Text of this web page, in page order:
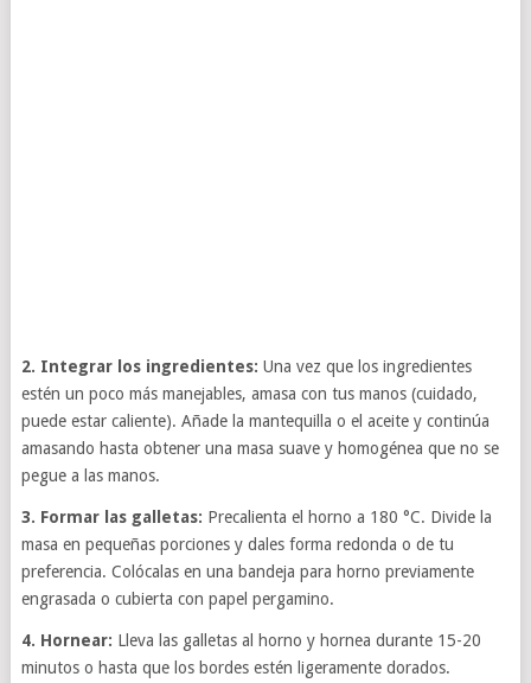
2. Integrar los ingredientes: Una vez que los ingredientes
estén un poco más manejables, amasa con tus manos (cuidado,
puede estar caliente). Añade la mantequilla o el aceite y continúa
amasando hasta obtener una masa suave y homogénea que no se
pegue a las manos.
3. Formar las galletas: Precalienta el horno a 180 °C. Divide la
masa en pequeñas porciones y dales forma redonda o de tu
preferencia. Colócalas en una bandeja para horno previamente
engrasada o cubierta con papel pergamino.
4. Hornear: Lleva las galletas al horno y hornea durante 15-20
minutos o hasta que los bordes estén ligeramente dorados.